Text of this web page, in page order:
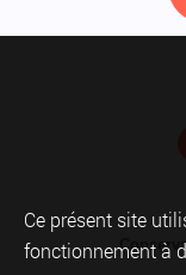
Ce présent site
fonctionnement à
Pied